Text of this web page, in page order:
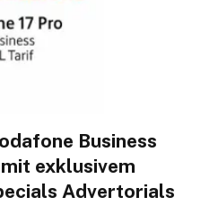
Business
exklusivem
Advertorials